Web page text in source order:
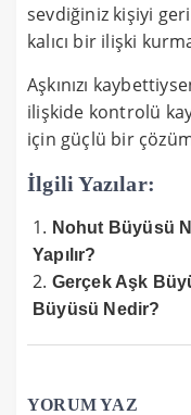
sevdiğiniz kişiyi
kalıcı bir ilişki
Aşkınızı
ilişkide kontrolü
için güçlü bir
İlgili Yazılar:
Nohut Büyüsü
Yapılır?
Gerçek Aşk
Büyüsü Nedir?
YORUM YAZ